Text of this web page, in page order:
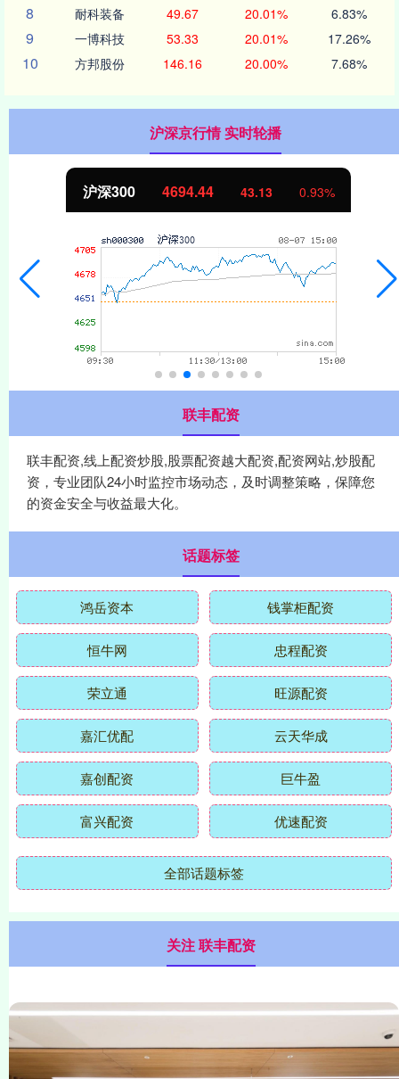
8 耐科装备 49.67 20.01% 6.83%
9 一博科技 53.33 20.01% 17.26%
10 方邦股份 146.16 20.00% 7.68%
沪深京行情 实时轮播
北证50 1134.24
联丰配资
联丰配资,线上配资炒股,股票配资越大配资,配资网站,炒股配
资，专业团队24小时监控市场动态，及时调整策略，保障您
的资金安全与收益最大化。
话题标签
鸿岳资本 钱掌柜配资
恒牛网 忠程配资
荣立通 旺源配资
嘉汇优配 云天华成
嘉创配资 巨牛盈
富兴配资 优速配资
全部话题标签
关注 联丰配资